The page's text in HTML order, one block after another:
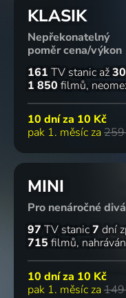
KLASIK
Nepřekonatelný
poměr cena/výkon
161 TV stanic až30
1 850 filmů
10 dní za 10 Kč
pak 1. měsíc za 259
MINI
Pro nenáročné
97 TV stanic7 dní
715 filmů
10 dní za 10 Kč
pak 1. měsíc za 149